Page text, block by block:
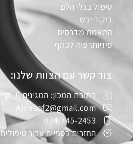
צור קשר עם הצוות שלנו:
כתובת המכון: המגינים 6, קרית אתא
Aldesof2@gmail.com
074-745-2453
החזרים כספיים עבור טיפולים
טיפול בגלי הלם
דיקור יבש
התאמת מדרסים
פיזיותרפיה לכתף